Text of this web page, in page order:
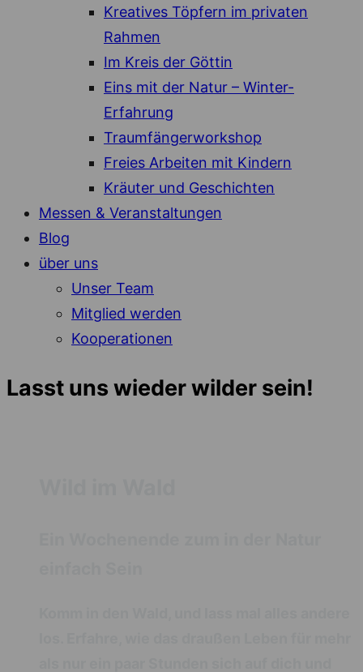
Kreatives Töpfern im privaten
Rahmen
Im Kreis der Göttin
Eins mit der Natur – Winter-
Erfahrung
Traumfängerworkshop
Freies Arbeiten mit Kindern
Kräuter und Geschichten
Messen & Veranstaltungen
Blog
über uns
Unser Team
Mitglied werden
Kooperationen
Lasst uns wieder wilder sein!